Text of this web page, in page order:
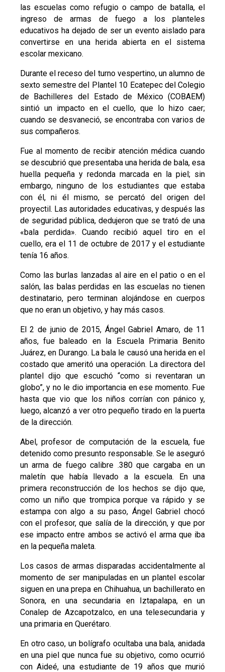
las escuelas como refugio o campo de batalla, el
ingreso de armas de fuego a los planteles
educativos ha dejado de ser un evento aislado para
convertirse en una herida abierta en el sistema
escolar mexicano.
Durante el receso del turno vespertino, un alumno de
sexto semestre del Plantel 10 Ecatepec del Colegio
de Bachilleres del Estado de México (COBAEM)
sintió un impacto en el cuello, que lo hizo caer;
cuando se desvaneció, se encontraba con varios de
sus compañeros.
Fue al momento de recibir atención médica cuando
se descubrió que presentaba una herida de bala, esa
huella pequeña y redonda marcada en la piel; sin
embargo, ninguno de los estudiantes que estaba
con él, ni él mismo, se percató del origen del
proyectil. Las autoridades educativas, y después las
de seguridad pública, dedujeron que se trató de una
«bala perdida». Cuando recibió aquel tiro en el
cuello, era el 11 de octubre de 2017 y el estudiante
tenía 16 años.
Como las burlas lanzadas al aire en el patio o en el
salón, las balas perdidas en las escuelas no tienen
destinatario, pero terminan alojándose en cuerpos
que no eran un objetivo, y hay más casos.
El 2 de junio de 2015, Ángel Gabriel Amaro, de 11
años, fue baleado en la Escuela Primaria Benito
Juárez, en Durango. La bala le causó una herida en el
costado que ameritó una operación. La directora del
plantel dijo que escuchó “como si reventaran un
globo”, y no le dio importancia en ese momento. Fue
hasta que vio que los niños corrían con pánico y,
luego, alcanzó a ver otro pequeño tirado en la puerta
de la dirección.
Abel, profesor de computación de la escuela, fue
detenido como presunto responsable. Se le aseguró
un arma de fuego calibre .380 que cargaba en un
maletín que había llevado a la escuela. En una
primera reconstrucción de los hechos se dijo que,
como un niño que trompica porque va rápido y se
estampa con algo a su paso, Ángel Gabriel chocó
con el profesor, que salía de la dirección, y que por
ese impacto entre ambos se activó el arma que iba
en la pequeña maleta.
Los casos de armas disparadas accidentalmente al
momento de ser manipuladas en un plantel escolar
siguen en una prepa en Chihuahua, un bachillerato en
Sonora, en una secundaria en Iztapalapa, en un
Conalep de Azcapotzalco, en una telesecundaria y
una primaria en Querétaro.
En otro caso, un bolígrafo ocultaba una bala, anidada
en una piel que nunca fue su objetivo, como ocurrió
con Aideé, una estudiante de 19 años que murió